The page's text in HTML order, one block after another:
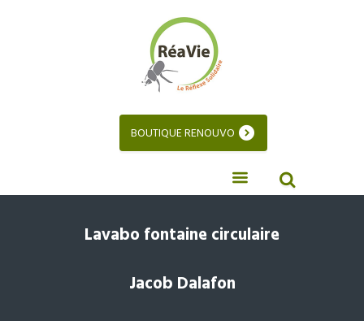
BOUTIQUE RENOUVO
Lavabo fontaine circulaire
Jacob Dalafon